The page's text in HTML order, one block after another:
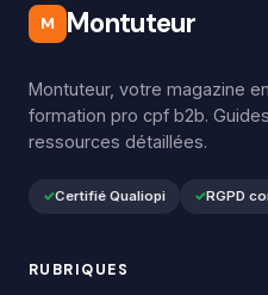
M Montuteur
Montuteur, votre magazine
formation pro cpf b2b.
ressources détaillées.
Certifié Qualiopi RGPD
RUBRIQUES